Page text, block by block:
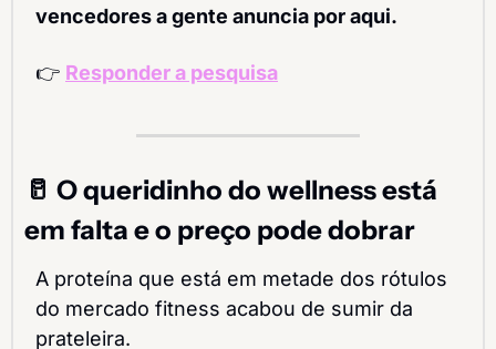
vencedores a gente anuncia por aqui.
👉 Responder a pesquisa
🥛 O queridinho do wellness está
em falta e o preço pode dobrar
A proteína que está em metade dos rótulos
do mercado fitness acabou de sumir da
prateleira.